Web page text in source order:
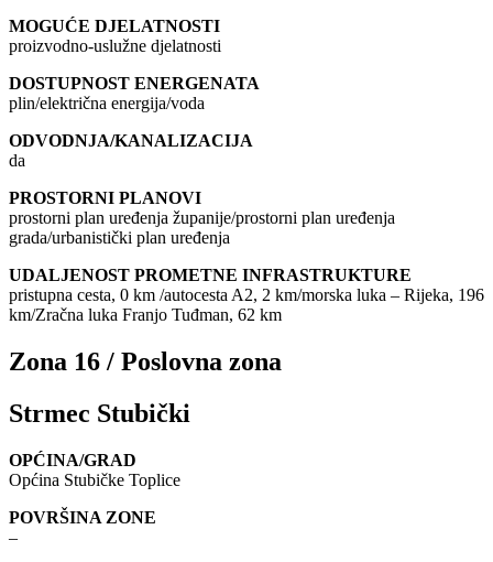
MOGUĆE DJELATNOSTI
proizvodno-uslužne djelatnosti
DOSTUPNOST ENERGENATA
plin/električna energija/voda
ODVODNJA/KANALIZACIJA
da
PROSTORNI PLANOVI
prostorni plan uređenja županije/prostorni plan uređenja
grada/urbanistički plan uređenja
UDALJENOST PROMETNE INFRASTRUKTURE
pristupna cesta, 0 km /autocesta A2, 2 km/morska luka – Rijeka, 196
km/Zračna luka Franjo Tuđman, 62 km
Zona 16 / Poslovna zona
Strmec Stubički
OPĆINA/GRAD
Općina Stubičke Toplice
POVRŠINA ZONE
–